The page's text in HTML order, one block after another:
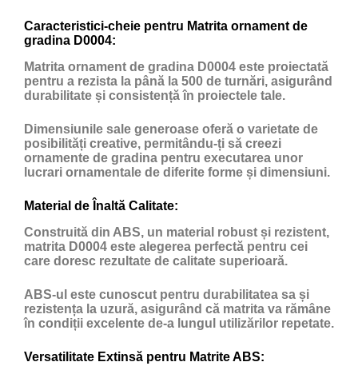
Caracteristici-cheie pentru Matrita ornament de
gradina D0004:
Matrita ornament de gradina D0004 este proiectată
pentru a rezista la până la 500 de turnări, asigurând
durabilitate și consistență în proiectele tale.
Dimensiunile sale generoase oferă o varietate de
posibilități creative, permitându-ți să creezi
ornamente de gradina pentru executarea unor
lucrari ornamentale de diferite forme și dimensiuni.
Material de Înaltă Calitate:
Construită din ABS, un material robust și rezistent,
matrita D0004 este alegerea perfectă pentru cei
care doresc rezultate de calitate superioară.
ABS-ul este cunoscut pentru durabilitatea sa și
rezistența la uzură, asigurând că matrita va rămâne
în condiții excelente de-a lungul utilizărilor repetate.
Versatilitate Extinsă pentru Matrite ABS: